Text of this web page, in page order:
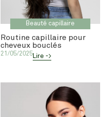
Beauté capillaire
Routine capillaire pour
cheveux bouclés
21/05/2025Lire ->